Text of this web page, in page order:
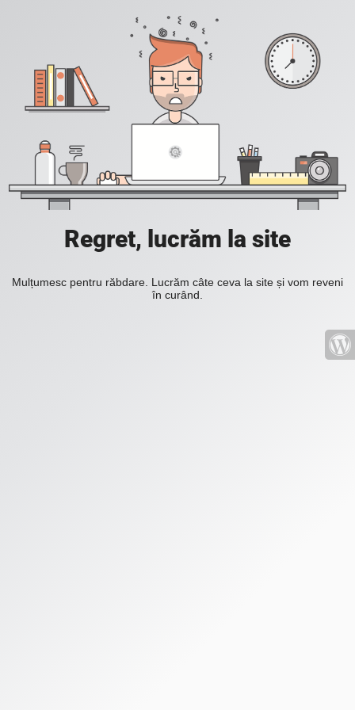
Regret, lucrăm la site
Mulțumesc pentru răbdare. Lucrăm câte ceva la site și vom reveni
în curând.